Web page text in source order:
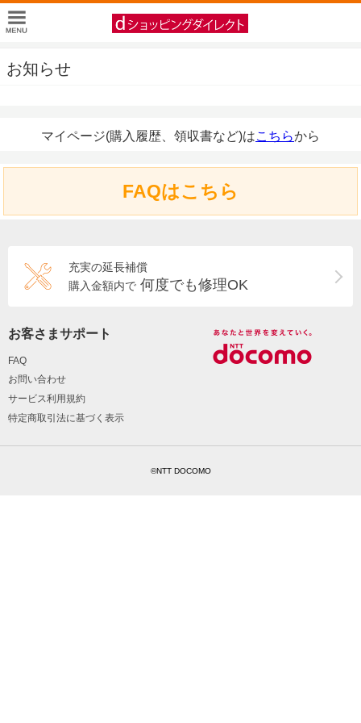
お知らせ
マイページ(購入履歴、領収書など)はこちらから
FAQはこちら
充実の延長補償
購入金額内で 何度でも修理OK
お客さまサポート
FAQ
お問い合わせ
サービス利用規約
特定商取引法に基づく表示
©NTT DOCOMO